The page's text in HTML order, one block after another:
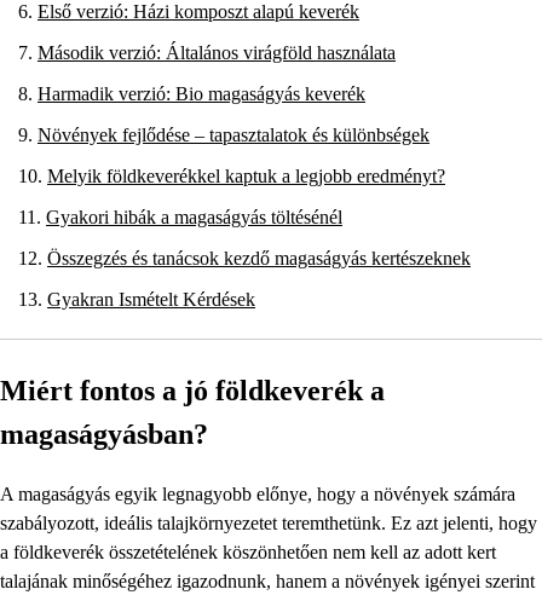
Első verzió: Házi komposzt alapú keverék
Második verzió: Általános virágföld használata
Harmadik verzió: Bio magaságyás keverék
Növények fejlődése – tapasztalatok és különbségek
Melyik földkeverékkel kaptuk a legjobb eredményt?
Gyakori hibák a magaságyás töltésénél
Összegzés és tanácsok kezdő magaságyás kertészeknek
Gyakran Ismételt Kérdések
Miért fontos a jó földkeverék a
magaságyásban?
A magaságyás egyik legnagyobb előnye, hogy a növények számára
szabályozott, ideális talajkörnyezetet teremthetünk. Ez azt jelenti, hogy
a földkeverék összetételének köszönhetően nem kell az adott kert
talajának minőségéhez igazodnunk, hanem a növények igényei szerint